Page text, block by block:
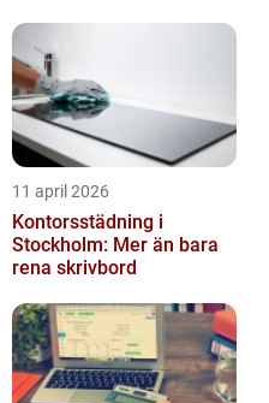
11 april 2026
Kontorsstädning i
Stockholm: Mer än bara
rena skrivbord